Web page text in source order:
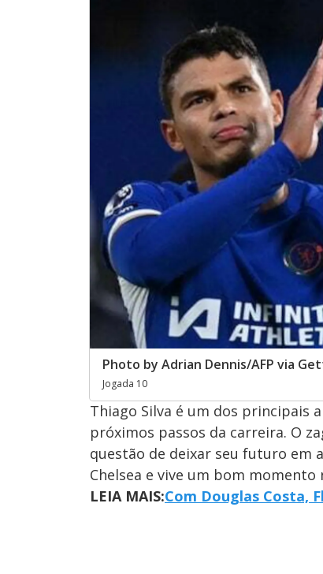
Photo by Adrian Dennis/AFP via
Jogada 10
Thiago Silva é um dos principais
próximos passos da carreira. O
questão de deixar seu futuro em
Chelsea e vive um bom momento
LEIA MAIS:Com Douglas Costa,